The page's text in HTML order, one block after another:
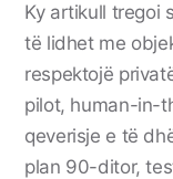
Ky artikull tregoi
të lidhet me
respektojë
pilot, human-in-
qeverisje e të
plan 90-ditor,